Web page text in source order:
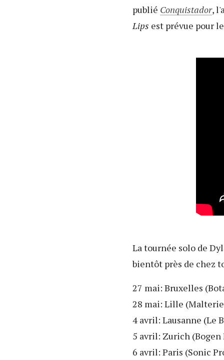
publié Conquistador,
Lips est prévue pour
La tournée solo de
bientôt près de chez
27 mai: Bruxelles
28 mai: Lille
4 avril: Lausanne (Le
5 avril: Zurich (Bogen
6 avril: Paris (Sonic